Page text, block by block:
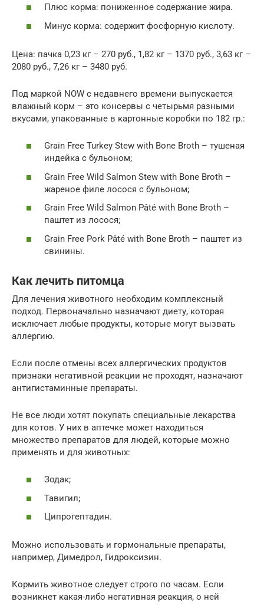
Плюс корма: пониженное содержание жира.
Минус корма: содержит фосфорную кислоту.
Цена: пачка 0,23 кг – 270 руб., 1,82 кг – 1370 руб., 3,63 кг –
2080 руб., 7,26 кг – 3480 руб.
Под маркой NOW с недавнего времени выпускается
влажный корм – это консервы с четырьмя разными
вкусами, упакованные в картонные коробки по 182 гр.:
Grain Free Turkey Stew with Bone Broth – тушеная
индейка с бульоном;
Grain Free Wild Salmon Stew with Bone Broth –
жареное филе лосося с бульоном;
Grain Free Wild Salmon Pâté with Bone Broth –
паштет из лосося;
Grain Free Pork Pâté with Bone Broth – паштет из
свинины.
Как лечить питомца
Для лечения животного необходим комплексный
подход. Первоначально назначают диету, которая
исключает любые продукты, которые могут вызвать
аллергию.
Если после отмены всех аллергических продуктов
признаки негативной реакции не проходят, назначают
антигистаминные препараты.
Не все люди хотят покупать специальные лекарства
для котов. У них в аптечке может находиться
множество препаратов для людей, которые можно
применять и для животных:
Зодак;
Тавигил;
Ципрогептадин.
Можно использовать и гормональные препараты,
например, Димедрол, Гидроксизин.
Кормить животное следует строго по часам. Если
возникнет какая-либо негативная реакция, о ней